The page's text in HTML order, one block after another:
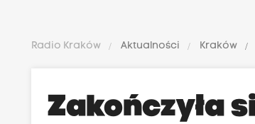
Radio Kraków Aktualności Kraków
Zakończyła